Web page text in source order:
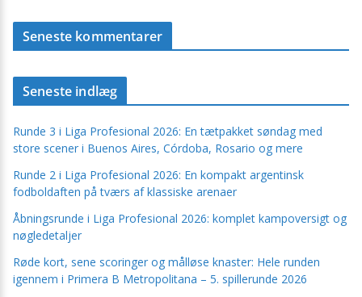
Seneste kommentarer
Seneste indlæg
Runde 3 i Liga Profesional 2026: En tætpakket søndag med
store scener i Buenos Aires, Córdoba, Rosario og mere
Runde 2 i Liga Profesional 2026: En kompakt argentinsk
fodboldaften på tværs af klassiske arenaer
Åbningsrunde i Liga Profesional 2026: komplet kampoversigt og
nøgledetaljer
Røde kort, sene scoringer og målløse knaster: Hele runden
igennem i Primera B Metropolitana – 5. spillerunde 2026